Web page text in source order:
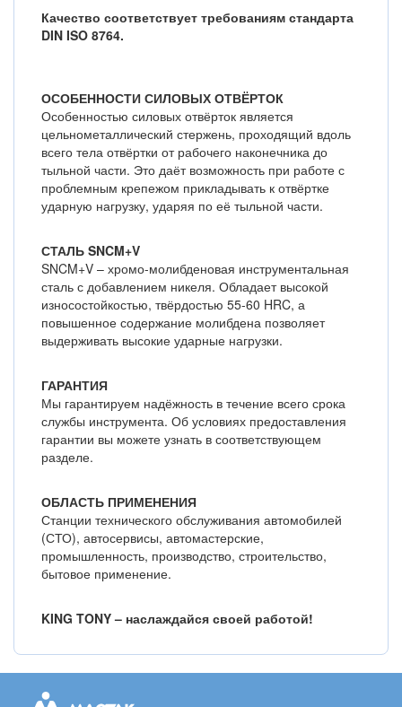
Качество соответствует требованиям стандарта
DIN ISO 8764.
ОСОБЕННОСТИ СИЛОВЫХ ОТВЁРТОК
Особенностью силовых отвёрток является
цельнометаллический стержень, проходящий вдоль
всего тела отвёртки от рабочего наконечника до
тыльной части. Это даёт возможность при работе с
проблемным крепежом прикладывать к отвёртке
ударную нагрузку, ударяя по её тыльной части.
СТАЛЬ SNCM+V
SNCM+V – хромо-молибденовая инструментальная
сталь с добавлением никеля. Обладает высокой
износостойкостью, твёрдостью 55-60 HRC, а
повышенное содержание молибдена позволяет
выдерживать высокие ударные нагрузки.
ГАРАНТИЯ
Мы гарантируем надёжность в течение всего срока
службы инструмента. Об условиях предоставления
гарантии вы можете узнать в соответствующем
разделе.
ОБЛАСТЬ ПРИМЕНЕНИЯ
Станции технического обслуживания автомобилей
(СТО), автосервисы, автомастерские,
промышленность, производство, строительство,
бытовое применение.
KING TONY – наслаждайся своей работой!